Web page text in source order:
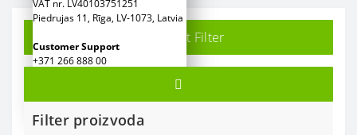
VAT nr. LV40103751251
Piedrujas 11, Rīga, LV-1073, Latvia
Сustomer Support
+371 266 888 00
Product Filter
Filter proizvoda